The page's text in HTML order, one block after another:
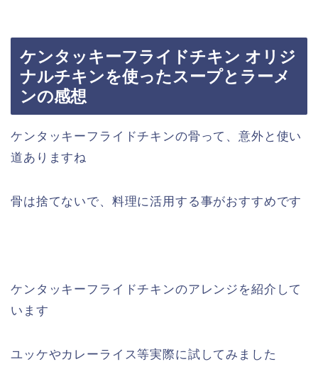
ケンタッキーフライドチキン オリジ
ナルチキンを使ったスープとラーメ
ンの感想
ケンタッキーフライドチキンの骨って、意外と使い
道ありますね
骨は捨てないで、料理に活用する事がおすすめです
ケンタッキーフライドチキンのアレンジを紹介して
います
ユッケやカレーライス等実際に試してみました